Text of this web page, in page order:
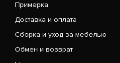
Примерка
Доставка и оплата
Сборка и уход за мебелью
Обмен и возврат